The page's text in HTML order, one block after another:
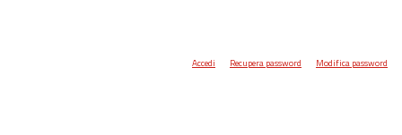
Accedi Recupera password Modifica password